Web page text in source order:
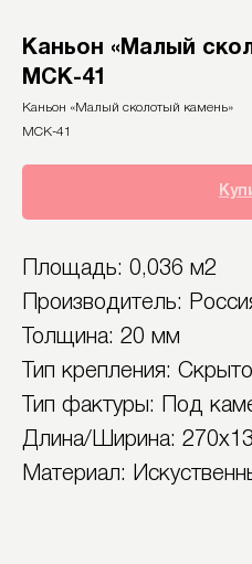
Каньон «Малый
МСК-41
Каньон «Малый сколотый камень»
МСК-41
Площадь: 0,036 м2
Производитель:
Толщина: 20 мм
Тип крепления:
Тип фактуры: Под
Длина/Ширина:
Материал: